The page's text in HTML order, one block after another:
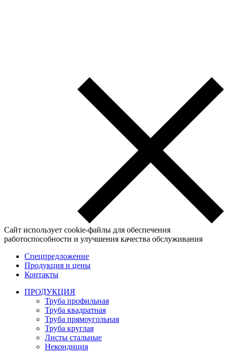
Сайт использует cookie-файлы для обеспечения
работоспособности и улучшения качества обслуживания
Спецпредложение
Продукция и цены
Контакты
ПРОДУКЦИЯ
Труба профильная
Труба квадратная
Труба прямоугольная
Труба круглая
Листы стальные
Некондиция